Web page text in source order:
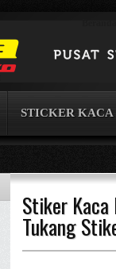
STICKER KACA
Stiker Kaca
Tukang